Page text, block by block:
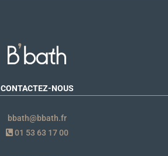
CONTACTEZ-NOUS
bbath@bbath.fr
01 53 63 17 00